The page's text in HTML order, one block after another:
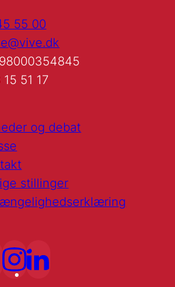
55 00
51 17
og debat
stillinger